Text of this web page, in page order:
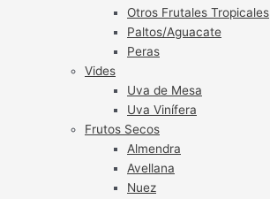
Otros Frutales Tropicales
Paltos/Aguacate
Peras
Vides
Uva de Mesa
Uva Vinífera
Frutos Secos
Almendra
Avellana
Nuez